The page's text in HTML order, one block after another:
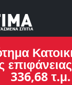
336,68 τ.μ.